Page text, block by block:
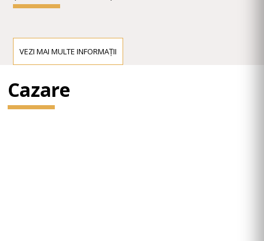
VEZI MAI MULTE INFORMAȚII
Cazare